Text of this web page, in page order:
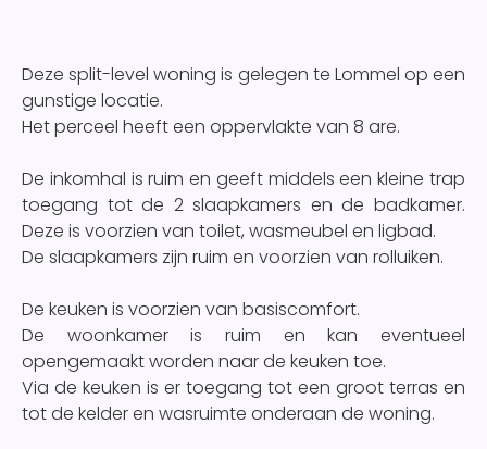
Deze split-level woning is gelegen te Lommel op een
gunstige locatie.
Het perceel heeft een oppervlakte van 8 are.
De inkomhal is ruim en geeft middels een kleine trap
toegang tot de 2 slaapkamers en de badkamer.
Deze is voorzien van toilet, wasmeubel en ligbad.
De slaapkamers zijn ruim en voorzien van rolluiken.
De keuken is voorzien van basiscomfort.
De woonkamer is ruim en kan eventueel
opengemaakt worden naar de keuken toe.
Via de keuken is er toegang tot een groot terras en
tot de kelder en wasruimte onderaan de woning.